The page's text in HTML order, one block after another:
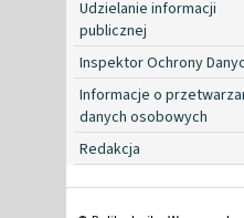
Udzielanie informacji
publicznej
Inspektor Ochrony
Informacje o
danych osobowych
Redakcja